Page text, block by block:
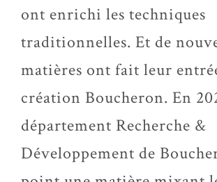
ont enrichi les techniques
traditionnelles. Et de
matières ont fait leur
création Boucheron. En
département Recherche &
Développement de